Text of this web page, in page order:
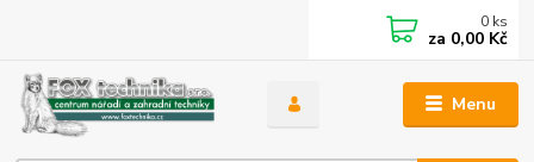
Menu
0 ks
za 0,00 Kč